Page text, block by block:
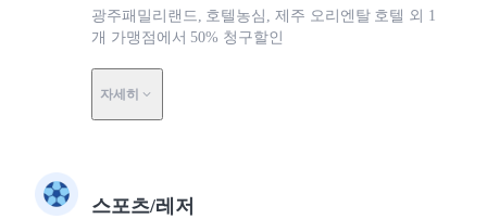
광주패밀리랜드, 호텔농심, 제주 오리엔탈 호텔 외 1
개 가맹점에서 50% 청구할인
자세히
스포츠/레저